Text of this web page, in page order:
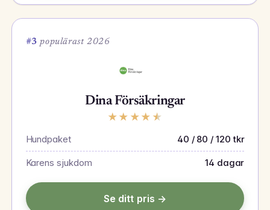
#3 populärast 2026
Dina Försäkringar
★ ★ ★ ★ ★
Hundpaket 40 / 80 / 120 tkr
Karens sjukdom 14 dagar
Se ditt pris →